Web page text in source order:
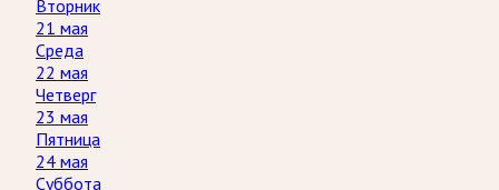
Вторник
21 мая
Среда
22 мая
Четверг
23 мая
Пятница
24 мая
Суббота